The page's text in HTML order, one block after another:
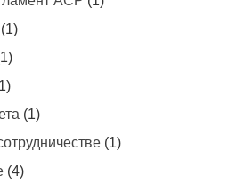
(1)
(1)
(1)
(4)